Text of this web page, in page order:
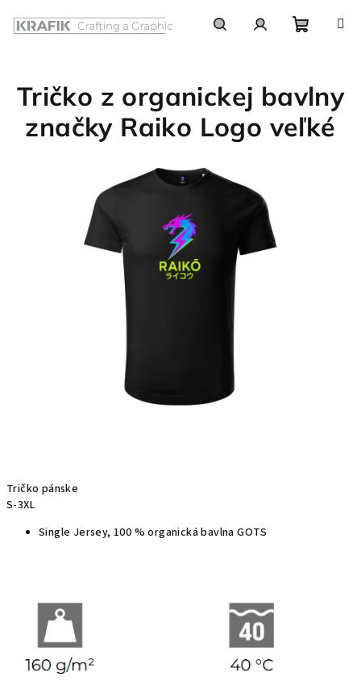
košík
Tričko pánske
S-3XL
Single Jersey, 100 % organická bavlna GOTS
Tričko z organickej bavlny
značky Raiko Logo veľké